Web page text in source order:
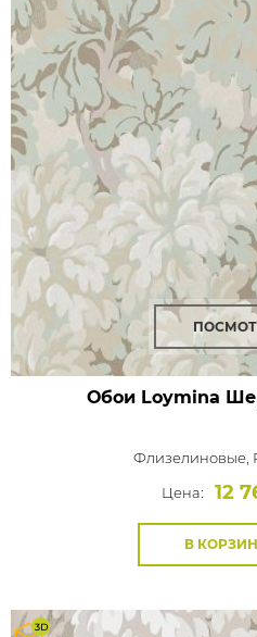
Обои Loymina
Флизелиновые,
Цена:
12
В